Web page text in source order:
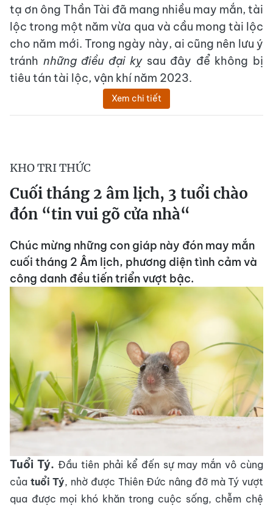
tạ ơn ông Thần Tài đã mang nhiều may mắn, tài
lộc trong một năm vừa qua và cầu mong tài lộc
cho năm mới. Trong ngày này, ai cũng nên lưu ý
tránh những điều đại kỵsau đây để không bị
tiêu tán tài lộc, vận khí năm 2023.
Xem chi tiết
KHO TRI THỨC
Cuối tháng 2 âm lịch, 3 tuổi chào
đón “tin vui gõ cửa nhà“
Chúc mừng những con giáp này đón may mắn
cuối tháng 2 Âm lịch, phương diện tình cảm và
công danh đều tiến triển vượt bậc.
Tuổi Tý. Đầu tiên phải kể đến sự may mắn vô cùng
của tuổi Tý, nhờ được Thiên Đức nâng đỡ mà Tý vượt
qua được mọi khó khăn trong cuộc sống, chễm chệ